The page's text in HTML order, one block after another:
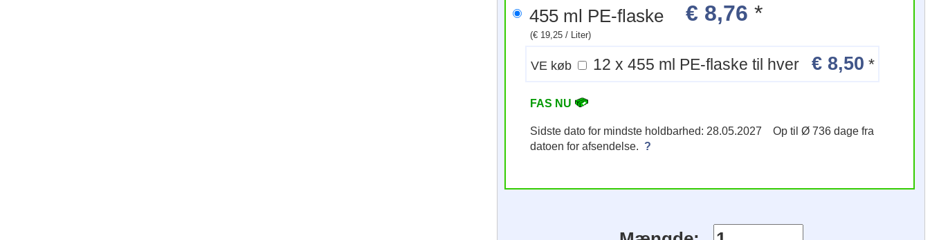
455 ml PE-flaske € 8,76 *
(€ 19,25 / Liter)
VE køb 12 x 455 ml PE-flaske til hver € 8,50 *
FAS NU
Sidste dato for mindste holdbarhed: 28.05.2027 Op til Ø 736 dage fra
datoen for afsendelse. ?